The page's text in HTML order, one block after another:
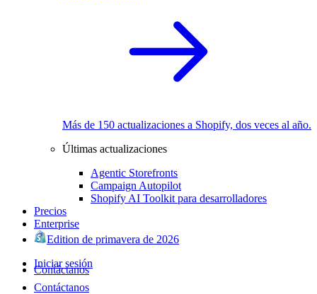
Más de 150 actualizaciones a Shopify, dos veces al año.
Últimas actualizaciones
Agentic Storefronts
Campaign Autopilot
Shopify AI Toolkit para desarrolladores
Precios
Enterprise
Edition de primavera de 2026
Iniciar sesión
Contáctanos
Contáctanos